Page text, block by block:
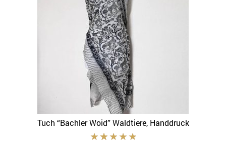
Tuch “Bachler Woid” Waldtiere, Handdruck